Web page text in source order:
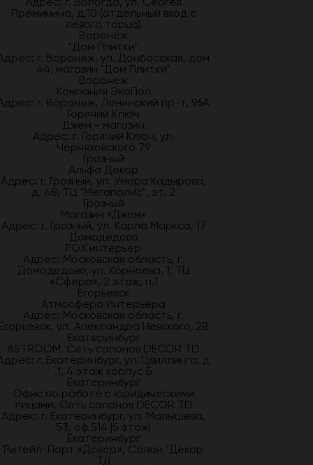
Преминина, д.10 (отдельный вход с
левого торца)
Воронеж
"Дом Плитки"
г. Воронеж. ул. Донбасская, дом
44, магазин "Дом Плитки"
Воронеж
Компания ЭкоПол
г. Воронеж, Ленинский пр-т, 96А
Горячий Ключ
Джем - магазин
Адрес: г. Горячий Ключ, ул.
Черняховского 79
Грозный
Альфа Декор
Адрес: г. Грозный, ул. Умара Кадырова,
д. 48, ТЦ "Мегаполис", эт. 2
Грозный
Магазин «Джем»
Адрес: г. Грозный, ул. Карла Маркса, 17
Домодедово
FOX интерьер
Адрес: Московская область, г.
Домодедово, ул. Корнеева, 1, ТЦ
«Сфера», 2 этаж, п.1
Егорьевск
Атмосфера Интерьера
Адрес: Московская область, г.
ул. Александра Невского, 2В
Екатеринбург
ASTROOM. Сеть салонов DECOR TD
г. Екатеринбург, ул. Цвиллинга, д
.1, 4 этаж корпус Б
Екатеринбург
Офис по работе с юридическими
лицами. Сеть салонов DECOR TD
Адрес: г. Екатеринбург, ул. Малышева,
53, оф.514 |5 этаж|
Екатеринбург
Ритейл-Порт «Докер», Салон "Декор
ТД